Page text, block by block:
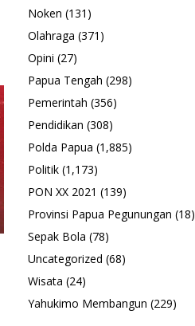
Noken (131)
Olahraga (371)
Opini (27)
Papua Tengah (298)
Pemerintah (356)
Pendidikan (308)
Polda Papua (1,885)
Politik (1,173)
PON XX 2021 (139)
Provinsi Papua Pegunungan (18)
Sepak Bola (78)
Uncategorized (68)
Wisata (24)
Yahukimo Membangun (229)